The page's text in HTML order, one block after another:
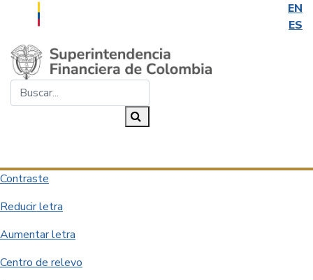
EN
ES
Saltar al contenido principal
Contraste
Reducir letra
Aumentar letra
Centro de relevo